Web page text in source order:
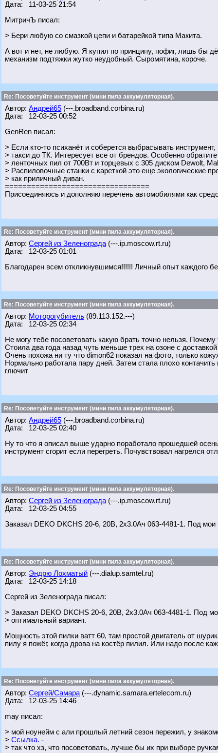
Дата: 11-03-25 21:54
МитричЪ писал:
> Бери любую со смазкой цепи и батарейкой типа Макита.
А вот и нет, не любую. Я купил по принципу, пофиг, лишь бы
механизм подтяжки жутко неудобный. Сыромятина, короче.
Re: Посоветуйте инструмент (мини пила аккумуляторная).
Автор: Андрей65 (---.broadband.corbina.ru)
Дата: 12-03-25 00:52
GenRen писал:
> Если кто-то психанёт и соберется выбрасывать
> такси до ТК. Интересует все от брендов. Особенно
> ленточных пил от 700Вт и торцевых с 305 диском Dewolt,
> Распиловочные станки с кареткой это еще экологические
> как приличный диван.
=================================
Присоединяюсь и дополняю перечень автомобилями как
Re: Посоветуйте инструмент (мини пила аккумуляторная).
Автор: Сергей из Зеленограда (---.ip.moscow.rt.ru)
Дата: 12-03-25 01:01
Благодарен всем откликнувшимся!!!!!! Личный опыт каждого
Re: Посоветуйте инструмент (мини пила аккумуляторная).
Автор: Моторогубитель (89.113.152.---)
Дата: 12-03-25 02:34
Не могу тебе посоветовать какую брать точно нельзя.
Стоила два года назад чуть меньше трех на озоне с
Очень похожа ни ту что dimon62 показал на фото, только
Нормально работала пару дней. Затем стала плохо
глючит
Re: Посоветуйте инструмент (мини пила аккумуляторная).
Автор: Андрей65 (---.broadband.corbina.ru)
Дата: 12-03-25 02:40
Ну то что я описал выше ударно поработало прошедшей
инструмент сгорит если перегреть. Почувствовал нагрелся
Re: Посоветуйте инструмент (мини пила аккумуляторная).
Автор: Сергей из Зеленограда (---.ip.moscow.rt.ru)
Дата: 12-03-25 04:55
Заказал DEKO DKCHS 20-6, 20В, 2x3.0Ач 063-4481-1. Под
Re: Посоветуйте инструмент (мини пила аккумуляторная).
Автор: Эндрю Лохматый (---.dialup.samtel.ru)
Дата: 12-03-25 14:18
Сергей из Зеленограда писал:
> Заказал DEKO DKCHS 20-6, 20В, 2x3.0Ач 063-4481-1. Под
> оптимальный вариант.
Мощность этой пилки ватт 60, там простой двигатель от
пилу я пожёг, когда дрова на костёр пилил. Или надо после
Re: Посоветуйте инструмент (мини пила аккумуляторная).
Автор: Сергей/Самара (---.dynamic.samara.ertelecom.ru)
Дата: 12-03-25 14:46
may писал:
> мой ноунейм с али прошлый летний сезон пережил, у
> Ссылка. -
> так что хз, что посоветовать, лучше бы их при выборе